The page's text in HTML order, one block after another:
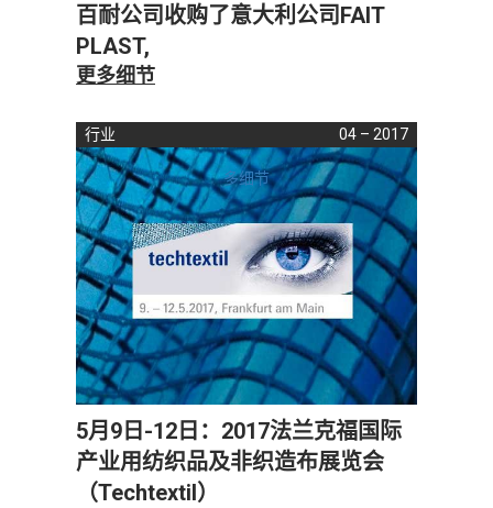
百耐公司收购了意大利公司FAIT
PLAST,
更多细节
行业 04 – 2017
多细节
5月9日-12日：2017法兰克福国际
产业用纺织品及非织造布展览会
（Techtextil）